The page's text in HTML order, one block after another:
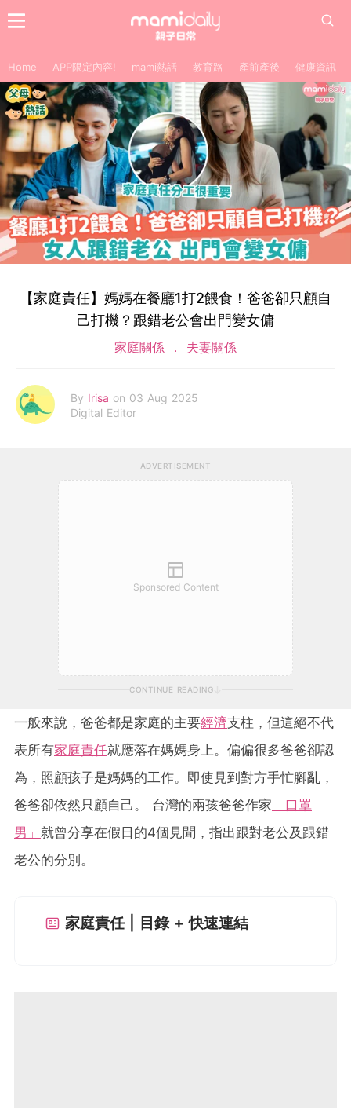
Home APP限定內容! mami熱話 教育路 產前產後 健康資訊
【家庭責任】媽媽在餐廳1打2餵食！爸爸卻只顧自
己打機？跟錯老公會出門變女傭
家庭關係 夫妻關係
By Irisa on 03 Aug 2025
Digital Editor
ADVERTISEMENT
Sponsored Content
CONTINUE READING
一般來說，爸爸都是家庭的主要經濟支柱，但這絕不代
表所有家庭責任就應落在媽媽身上。偏偏很多爸爸卻認
為，照顧孩子是媽媽的工作。即使見到對方手忙腳亂，
爸爸卻依然只顧自己。 台灣的兩孩爸爸作家 「口罩
男」 就曾分享在假日的4個見聞，指出跟對老公及跟錯
老公的分別。
家庭責任 | 目錄 + 快速連結